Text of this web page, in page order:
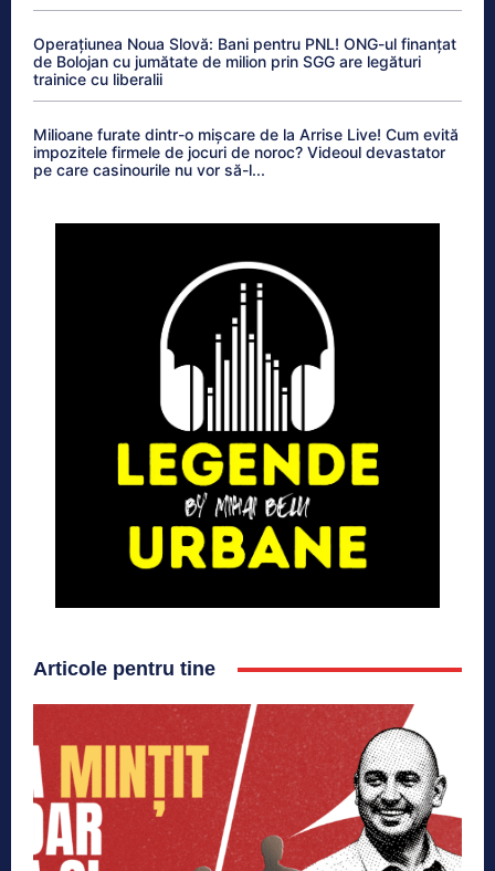
Operațiunea Noua Slovă: Bani pentru PNL! ONG-ul finanțat
de Bolojan cu jumătate de milion prin SGG are legături
trainice cu liberalii
Milioane furate dintr-o mișcare de la Arrise Live! Cum evită
impozitele firmele de jocuri de noroc? Videoul devastator
pe care casinourile nu vor să-l...
Articole pentru tine